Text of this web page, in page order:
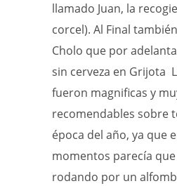
llamado Juan, la
corcel). Al Final
Cholo que por
sin cerveza en Grijota
fueron magnificas y
recomendables sobre
época del año, ya que
momentos parecía
rodando por un